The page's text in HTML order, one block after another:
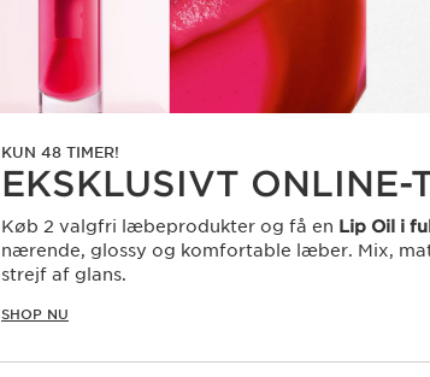
KUN 48 TIMER!
EKSKLUSIVT ONLINE-
Køb 2 valgfri læbeprodukter og få en Lip Oil i
nærende, glossy og komfortable læber. Mix,
strejf af glans.
SHOP NU